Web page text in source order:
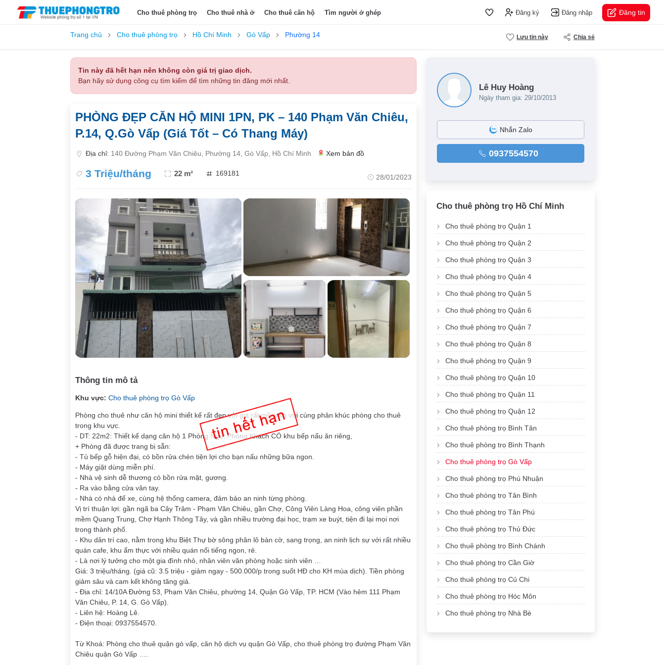
Cho thuê phòng trọ Cho thuê nhà ở Cho thuê căn hộ Tìm người ở ghép Đăng ký Đăng nhập Đăng tin
Trang chủ Cho thuê phòng trọ Hồ Chí Minh Gò Vấp Phường 14 Lưu tin này Chia sẻ
Tin này đã hết hạn nên không còn giá trị giao dịch.
Bạn hãy sử dụng công cụ tìm kiếm để tìm những tin đăng mới nhất.
PHÒNG ĐẸP CĂN HỘ MINI 1PN, PK – 140 Phạm Văn Chiêu,
P.14, Q.Gò Vấp (Giá Tốt – Có Thang Máy)
Địa chỉ: 140 Đường Phạm Văn Chiêu, Phường 14, Gò Vấp, Hồ Chí Minh Xem bản đồ
3 Triệu/tháng 22 m² 169181 28/01/2023
Thông tin mô tả
Khu vực: Cho thuê phòng trọ Gò Vấp
Phòng cho thuê như căn hộ mini thiết kế rất đẹp với giá rất mềm so với cùng phân khúc phòng cho thuê
trong khu vực.
- DT: 22m2: Thiết kế dạng căn hộ 1 Phòng Ngủ, Phòng Khách CÓ khu bếp nấu ăn riêng,
+ Phòng đã được trang bị sẵn:
- Tủ bếp gỗ hiện đại, có bồn rửa chén tiện lợi cho bạn nấu những bữa ngon.
- Máy giặt dùng miễn phí.
- Nhà vệ sinh dễ thương có bồn rửa mặt, gương.
- Ra vào bằng cửa vân tay.
- Nhà có nhà để xe, cùng hệ thống camera, đảm bảo an ninh từng phòng.
Vị trí thuận lợi: gần ngã ba Cây Trâm - Phạm Văn Chiêu, gần Chợ, Công Viên Làng Hoa, công viên phần
mềm Quang Trung, Chợ Hạnh Thông Tây, và gần nhiều trường đại học, trạm xe buýt, tiện đi lại mọi nơi
trong thành phố.
- Khu dân trí cao, nằm trong khu Biệt Thự bờ sông phân lô bàn cờ, sang trọng, an ninh lịch sự với rất nhiều
quán cafe, khu ẩm thực với nhiều quán nổi tiếng ngon, rẻ.
- Là nơi lý tưởng cho một gia đình nhỏ, nhân viên văn phòng hoặc sinh viên …
Giá: 3 triệu/tháng. (giá cũ: 3.5 triệu - giảm ngay - 500.000/p trong suốt HĐ cho KH mùa dịch). Tiền phòng
giảm sâu và cam kết không tăng giá.
- Địa chỉ: 14/10A Đường 53, Phạm Văn Chiêu, phường 14, Quận Gò Vấp, TP. HCM (Vào hẻm 111 Phạm
Văn Chiêu, P. 14, G. Gò Vấp).
- Liên hệ: Hoàng Lê.
- Điện thoại: 0937554570.
Từ Khoá: Phòng cho thuê quận gò vấp, căn hộ dịch vụ quận Gò Vấp, cho thuê phòng trọ đường Phạm Văn
Chiêu quận Gò Vấp ….
Lê Huy Hoàng
Ngày tham gia: 29/10/2013
Nhắn Zalo
0937554570
Cho thuê phòng trọ Hồ Chí Minh
Cho thuê phòng trọ Quận 1
Cho thuê phòng trọ Quận 2
Cho thuê phòng trọ Quận 3
Cho thuê phòng trọ Quận 4
Cho thuê phòng trọ Quận 5
Cho thuê phòng trọ Quận 6
Cho thuê phòng trọ Quận 7
Cho thuê phòng trọ Quận 8
Cho thuê phòng trọ Quận 9
Cho thuê phòng trọ Quận 10
Cho thuê phòng trọ Quận 11
Cho thuê phòng trọ Quận 12
Cho thuê phòng trọ Bình Tân
Cho thuê phòng trọ Bình Thạnh
Cho thuê phòng trọ Gò Vấp
Cho thuê phòng trọ Phú Nhuận
Cho thuê phòng trọ Tân Bình
Cho thuê phòng trọ Tân Phú
Cho thuê phòng trọ Thủ Đức
Cho thuê phòng trọ Bình Chánh
Cho thuê phòng trọ Cần Giờ
Cho thuê phòng trọ Củ Chi
Cho thuê phòng trọ Hóc Môn
Cho thuê phòng trọ Nhà Bè